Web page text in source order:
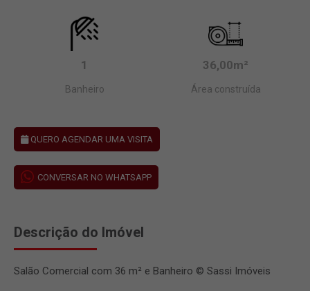
1
Banheiro
36,00m²
Área construída
QUERO AGENDAR UMA VISITA
CONVERSAR NO WHATSAPP
Descrição do Imóvel
Salão Comercial com 36 m² e Banheiro © Sassi Imóveis